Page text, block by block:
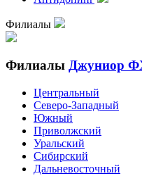
Филиалы
Филиалы Джуниор
Центральный
Северо-Западный
Южный
Приволжский
Уральский
Сибирский
Дальневосточный